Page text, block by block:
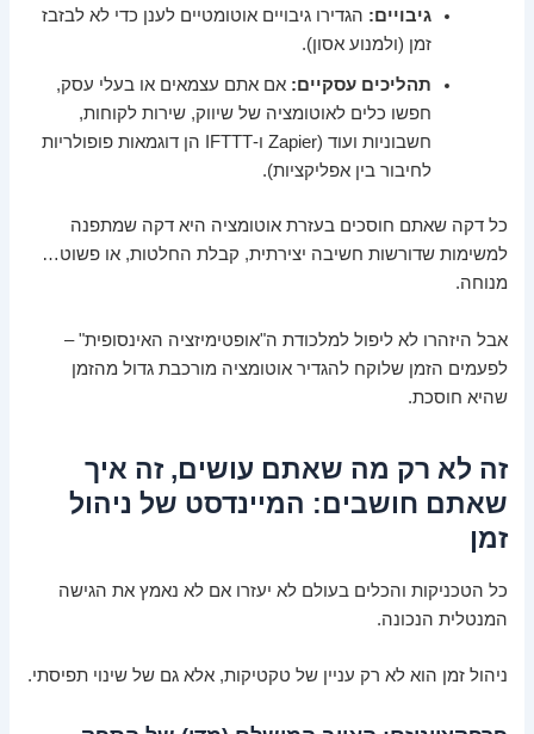
גיבויים: הגדירו גיבויים אוטומטיים לענן כדי לא לבזבז
זמן (ולמנוע אסון).
תהליכים עסקיים: אם אתם עצמאים או בעלי עסק,
חפשו כלים לאוטומציה של שיווק, שירות לקוחות,
חשבוניות ועוד (Zapier ו-IFTTT הן דוגמאות פופולריות
לחיבור בין אפליקציות).
כל דקה שאתם חוסכים בעזרת אוטומציה היא דקה שמתפנה
למשימות שדורשות חשיבה יצירתית, קבלת החלטות, או פשוט…
מנוחה.
אבל היזהרו לא ליפול למלכודת ה"אופטימיזציה האינסופית" –
לפעמים הזמן שלוקח להגדיר אוטומציה מורכבת גדול מהזמן
שהיא חוסכת.
זה לא רק מה שאתם עושים, זה איך
שאתם חושבים: המיינדסט של ניהול
זמן
כל הטכניקות והכלים בעולם לא יעזרו אם לא נאמץ את הגישה
המנטלית הנכונה.
ניהול זמן הוא לא רק עניין של טקטיקות, אלא גם של שינוי תפיסתי.